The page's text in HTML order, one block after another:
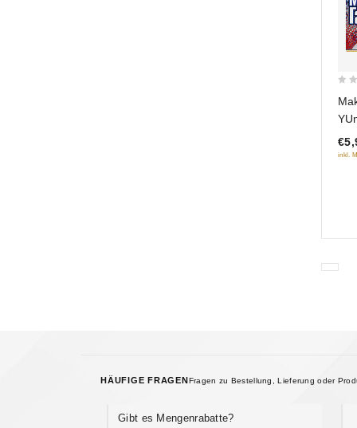
of
5
inkl.
HÄUFIGE FRAGENFragen zu Bestellung, Lieferung oder
Gibt es Mengenrabatte?